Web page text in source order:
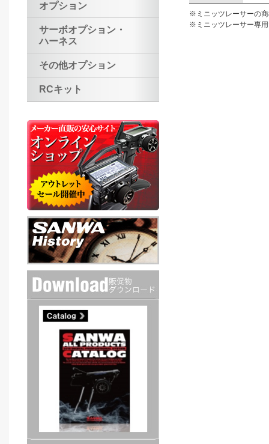
オプション
サーボオプション・
ハーネス
その他オプション
RCキット
※ミニッツレーサーの
※ミニッツレーサー専